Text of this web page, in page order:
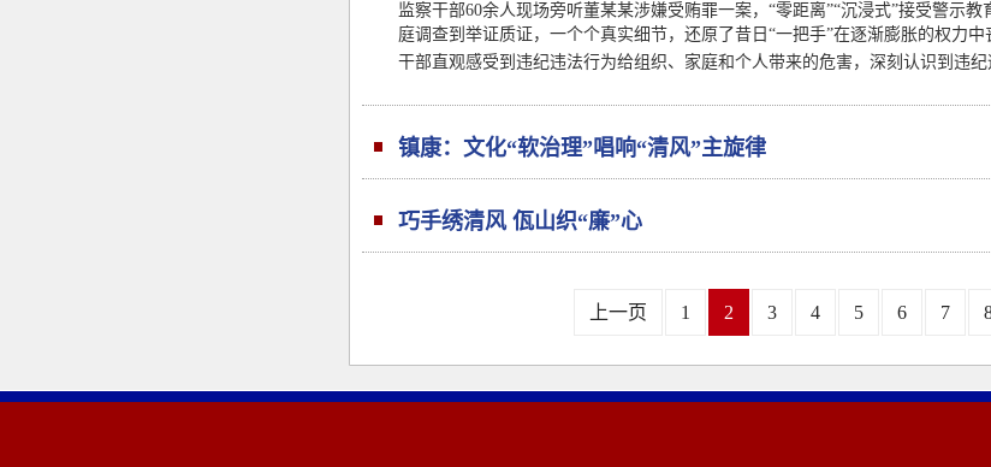
监察干部60余人现场旁听董某某涉嫌受贿罪一案，“零距离”“沉浸式”接受警示
庭调查到举证质证，一个个真实细节，还原了昔日“一把手”在逐渐膨胀的权力
干部直观感受到违纪违法行为给组织、家庭和个人带来的危害，深刻认识到违
镇康：文化“软治理”唱响“清风”主旋律
巧手绣清风 佤山织“廉”心
上一页 1 2 3 4 5 6 7